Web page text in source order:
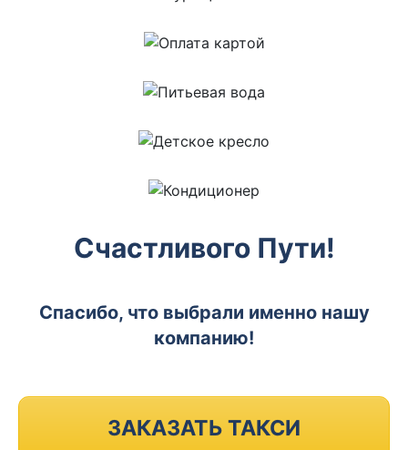
Счастливого Пути!
Спасибо, что выбрали именно нашу
компанию!
ЗАКАЗАТЬ ТАКСИ